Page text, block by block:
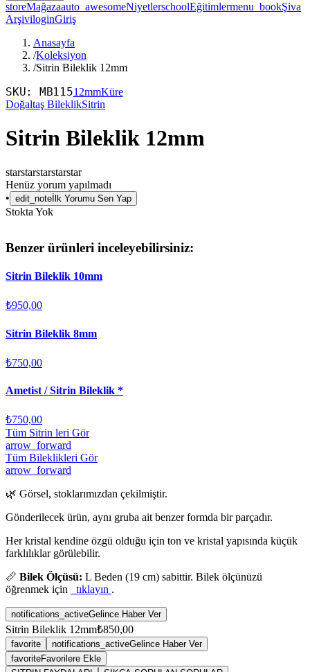
storeMağazaauto_awesomeNiyetlerschoolEğitimlermenu_bookŞiva
ArşiviloginGiriş
Anasayfa
/Koleksiyon
/Sitrin Bileklik 12mm
SKU: MB11512mmKüre
Doğaltaş BileklikSitrin
Sitrin Bileklik 12mm
starstarstarstarstar
Henüz yorum yapılmadı
• edit_note İlk Yorumu Sen Yap
Stokta Yok
Benzer ürünleri inceleyebilirsiniz:
Sitrin Bileklik 10mm
₺950,00
Sitrin Bileklik 8mm
₺750,00
Ametist / Sitrin Bileklik *
₺750,00
Tüm Sitrin leri Gör
arrow_forward
Tüm Bileklikleri Gör
arrow_forward
🌿 Görsel, stoklarımızdan çekilmiştir.
Gönderilecek ürün, aynı gruba ait benzer formda bir parçadır.
Her kristal kendine özgü olduğu için ton ve kristal yapısında küçük
farklılıklar görülebilir.
📏 Bilek Ölçüsü: L Beden (19 cm) sabittir. Bilek ölçünüzü
öğrenmek için
tıklayın .
notifications_activeGelince Haber Ver
Sitrin Bileklik 12mm₺850,00
favorite notifications_activeGelince Haber Ver
favoriteFavorilere Ekle